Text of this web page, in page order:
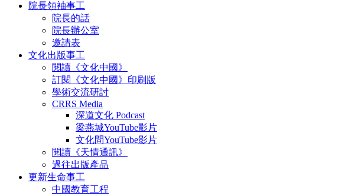
院長領袖事工
院長的話
院長辦公室
邀請表
文化出版事工
閱讀《文化中國》
訂閱《文化中國》印刷版
學術交流研討
CRRS Media
深道文化 Podcast
梁燕城YouTube影片
文化問YouTube影片
閱讀《天情通訊》
過往出版產品
更新生命事工
中國教育工程